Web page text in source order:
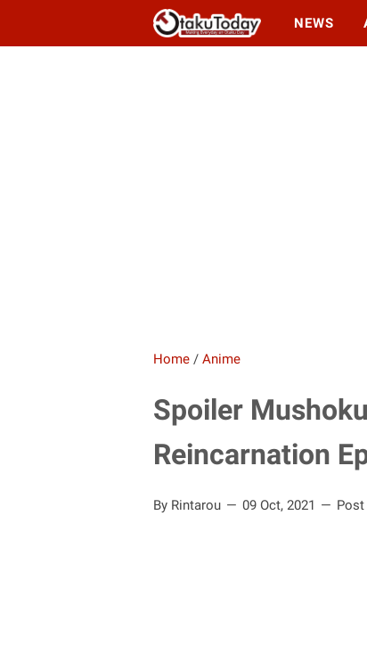
NEWS
Home / Anime
Spoiler
Reincarnation
By Rintarou 09 Oct, 2021